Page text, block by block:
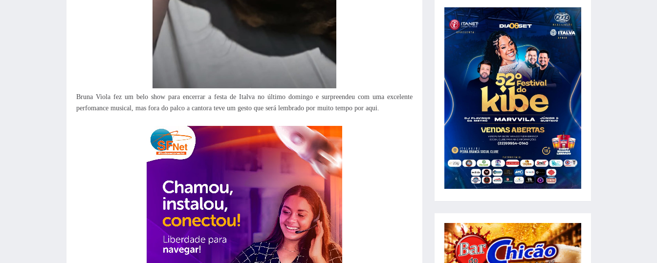
Bruna Viola fez um belo show para encerrar a festa de Italva no último domingo e surpreendeu com uma excelente
perfomance musical, mas fora do palco a cantora teve um gesto que será lembrado por muito tempo por aqui.